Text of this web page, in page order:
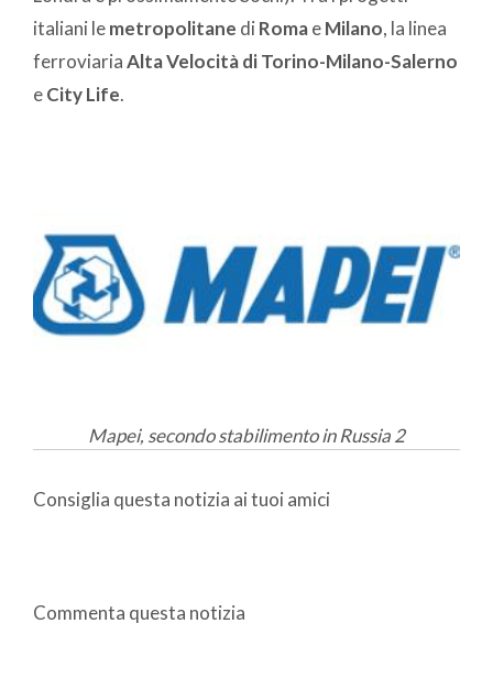
italiani lemetropolitane di RomaeMilano, la linea
ferroviariaAlta Velocità di Torino-Milano-Salerno
eCity Life.
Mapei, secondo stabilimento in Russia 2
Consiglia questa notizia ai tuoi amici
Commenta questa notizia